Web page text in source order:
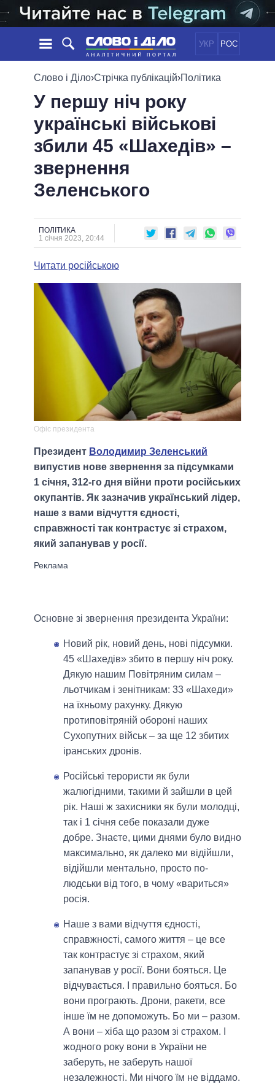
УКР РОС
НОВИНИ
СТРІЧКА
ПОДІЇ
СТАТТІ
ОГЛЯДИ
ДАЙДЖЕСТИ
ПОЛІТИКА
ЕКОНОМІКА
СУСПІЛЬСТВО
ОБIЦЯНКИ
ПОЛIТИКИ
ПРЕЗИДЕНТ І ОФІС
ВЕРХОВНА РАДА
ГОЛОВИ ОБЛАДМІНІСТРАЦІЙ
МЕРИ МІСТ
ВСІ ПЕРСОНИ
ВІДЕО
ПОРІВНЯННЯ ПОЛІТИКІВ
Слово і Діло›Стрічка публікацій›Політика
У першу ніч року
українські військові
збили 45 «Шахедів» –
звернення
Зеленського
ПОЛІТИКА
1 січня 2023, 20:44
Читати російською
Офіс президента
Президент Володимир Зеленський
випустив нове звернення за підсумками
1 січня, 312-го дня війни проти російських
окупантів. Як зазначив український лідер,
наше з вами відчуття єдності,
справжності так контрастує зі страхом,
який запанував у росії.
Основне зі звернення президента України:
Новий рік, новий день, нові підсумки.
45 «Шахедів» збито в першу ніч року.
Дякую нашим Повітряним силам –
льотчикам і зенітникам: 33 «Шахеди»
на їхньому рахунку. Дякую
протиповітряній обороні наших
Сухопутних військ – за ще 12 збитих
іранських дронів.
Російські терористи як були
жалюгідними, такими й зайшли в цей
рік. Наші ж захисники як були молодці,
так і 1 січня себе показали дуже
добре. Знаєте, цими днями було видно
максимально, як далеко ми відійшли,
відійшли ментально, просто по-
людськи від того, в чому «вариться»
росія.
Наше з вами відчуття єдності,
справжності, самого життя – це все
так контрастує зі страхом, який
запанував у росії. Вони бояться. Це
відчувається. І правильно бояться. Бо
вони програють. Дрони, ракети, все
інше їм не допоможуть. Бо ми – разом.
А вони – хіба що разом зі страхом. І
жодного року вони в України не
заберуть, не заберуть нашої
незалежності. Ми нічого їм не віддамо.